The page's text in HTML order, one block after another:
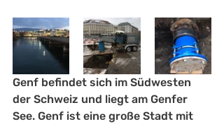
Genf befindet sich im Südwesten
der Schweiz und liegt am Genfer
See. Genf ist eine große Stadt mit